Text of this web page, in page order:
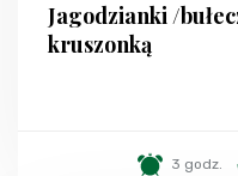
Jagodzianki /
kruszonką
3 godz.